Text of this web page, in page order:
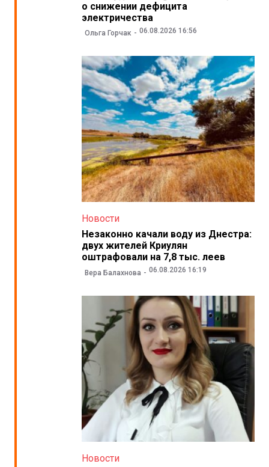
о снижении дефицита
электричества
Ольга Горчак 06.08.2026 16:56
Новости
Незаконно качали воду из Днестра:
двух жителей Криулян
оштрафовали на 7,8 тыс. леев
Вера Балахнова 06.08.2026 16:19
Новости